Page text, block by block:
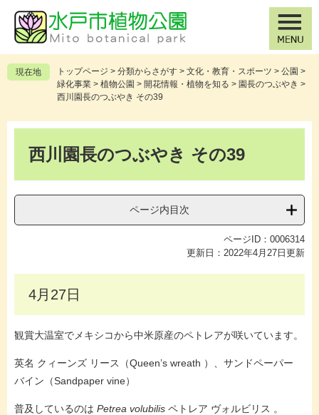
の
先
頭
ー
を
飛
現在地 トップページ > 分類からさがす > 文化・教育・スポーツ > 公園 >
緑化事業 > 植物公園 > 開花情報・植物を知る > 園長のつぶやき >
西川園長のつぶやき その39
西川園長のつぶやき その39
ページ内目次
ページID：0006314
更新日：2022年4月27日更新
4月27日
観賞大温室でメキシコから中米原産のペトレアが咲いています。
英名 クィーンズ リース（Queen’s wreath ）、サンドペーパー
バイン（Sandpaper vine）
普及しているのは Petrea volubilis ペトレア ヴォルビリス 。